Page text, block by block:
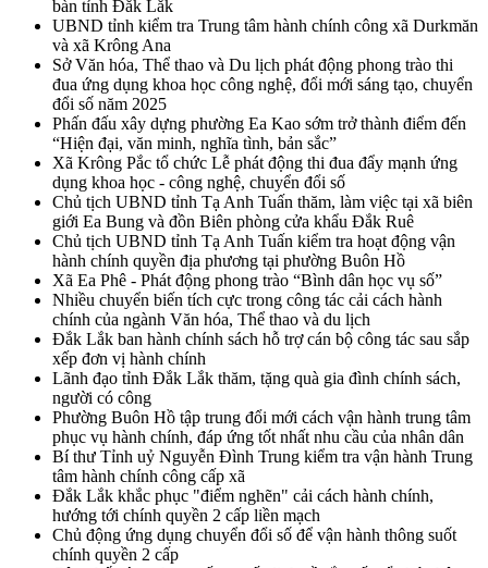
bàn tỉnh Đắk Lắk
UBND tỉnh kiểm tra Trung tâm hành chính công xã Durkmăn
và xã Krông Ana
Sở Văn hóa, Thể thao và Du lịch phát động phong trào thi
đua ứng dụng khoa học công nghệ, đổi mới sáng tạo, chuyển
đổi số năm 2025
Phấn đấu xây dựng phường Ea Kao sớm trở thành điểm đến
“Hiện đại, văn minh, nghĩa tình, bản sắc”
Xã Krông Pắc tổ chức Lễ phát động thi đua đẩy mạnh ứng
dụng khoa học - công nghệ, chuyển đổi số
Chủ tịch UBND tỉnh Tạ Anh Tuấn thăm, làm việc tại xã biên
giới Ea Bung và đồn Biên phòng cửa khẩu Đắk Ruê
Chủ tịch UBND tỉnh Tạ Anh Tuấn kiểm tra hoạt động vận
hành chính quyền địa phương tại phường Buôn Hồ
Xã Ea Phê - Phát động phong trào “Bình dân học vụ số”
Nhiều chuyển biến tích cực trong công tác cải cách hành
chính của ngành Văn hóa, Thể thao và du lịch
Đắk Lắk ban hành chính sách hỗ trợ cán bộ công tác sau sắp
xếp đơn vị hành chính
Lãnh đạo tỉnh Đắk Lắk thăm, tặng quà gia đình chính sách,
người có công
Phường Buôn Hồ tập trung đổi mới cách vận hành trung tâm
phục vụ hành chính, đáp ứng tốt nhất nhu cầu của nhân dân
Bí thư Tỉnh uỷ Nguyễn Đình Trung kiểm tra vận hành Trung
tâm hành chính công cấp xã
Đắk Lắk khắc phục "điểm nghẽn" cải cách hành chính,
hướng tới chính quyền 2 cấp liền mạch
Chủ động ứng dụng chuyển đổi số để vận hành thông suốt
chính quyền 2 cấp